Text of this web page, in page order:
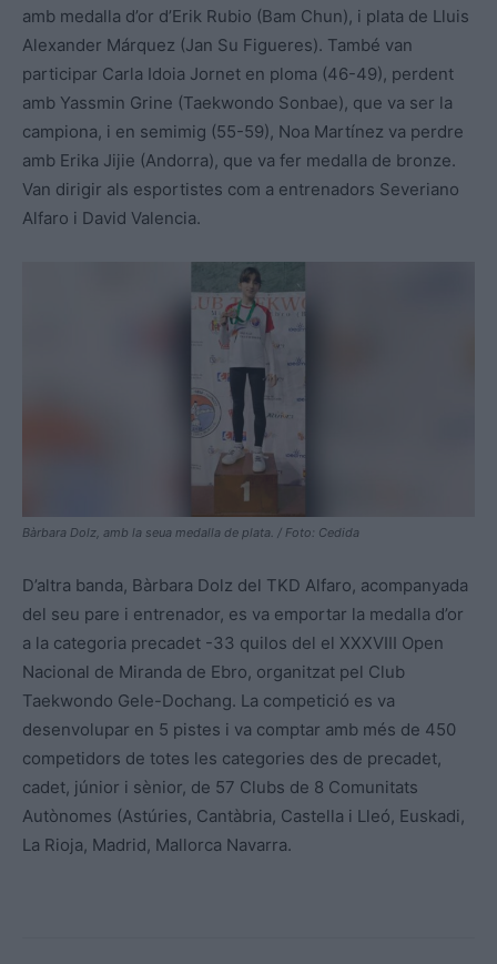
amb medalla d’or d’Erik Rubio (Bam Chun), i plata de Lluis
Alexander Márquez (Jan Su Figueres). També van
participar Carla Idoia Jornet en ploma (46-49), perdent
amb Yassmin Grine (Taekwondo Sonbae), que va ser la
campiona, i en semimig (55-59), Noa Martínez va perdre
amb Erika Jijie (Andorra), que va fer medalla de bronze.
Van dirigir als esportistes com a entrenadors Severiano
Alfaro i David Valencia.
Bàrbara Dolz, amb la seua medalla de plata. / Foto: Cedida
D’altra banda, Bàrbara Dolz del TKD Alfaro, acompanyada
del seu pare i entrenador, es va emportar la medalla d’or
a la categoria precadet -33 quilos del el XXXVIII Open
Nacional de Miranda de Ebro, organitzat pel Club
Taekwondo Gele-Dochang. La competició es va
desenvolupar en 5 pistes i va comptar amb més de 450
competidors de totes les categories des de precadet,
cadet, júnior i sènior, de 57 Clubs de 8 Comunitats
Autònomes (Astúries, Cantàbria, Castella i Lleó, Euskadi,
La Rioja, Madrid, Mallorca Navarra.